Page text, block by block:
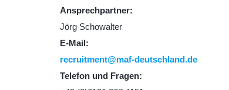
Ansprechpartner:
Jörg Schowalter
E-Mail:
recruitment@maf-deutschland.de
Telefon und Fragen: